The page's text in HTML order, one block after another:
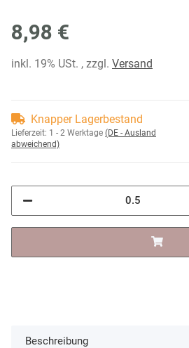
8,98 €
inkl. 19% USt. , zzgl. Versand
Knapper Lagerbestand
Lieferzeit: 1 - 2 Werktage (DE - Ausland
abweichend)
Beschreibung